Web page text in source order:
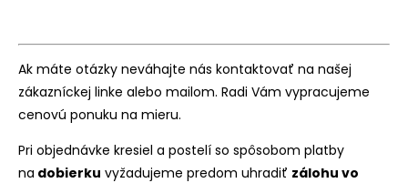
Ak máte otázky neváhajte nás kontaktovať na našej
zákazníckej linke alebo mailom. Radi Vám vypracujeme
cenovú ponuku na mieru.
Pri objednávke kresiel a postelí so spôsobom platby
na dobierku vyžadujeme predom uhradiť zálohu vo